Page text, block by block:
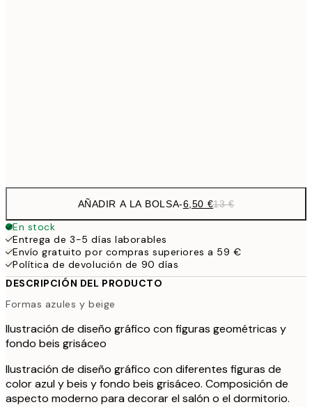
AÑADIR A LA BOLSA-6,50 €13 €
En stock
Entrega de 3-5 días laborables
Envío gratuito por compras superiores a 59 €
Política de devolución de 90 días
DESCRIPCIÓN DEL PRODUCTO
Formas azules y beige
Ilustración de diseño gráfico con figuras geométricas y
fondo beis grisáceo
Ilustración de diseño gráfico con diferentes figuras de
color azul y beis y fondo beis grisáceo. Composición de
aspecto moderno para decorar el salón o el dormitorio.